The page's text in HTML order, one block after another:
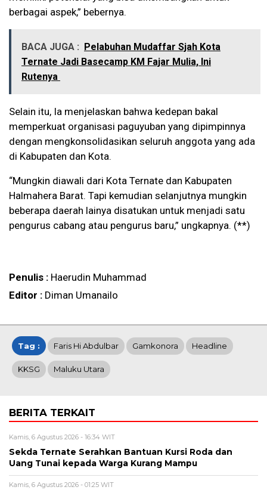
berbagai aspek,” bebernya.
BACA JUGA : Pelabuhan Mudaffar Sjah Kota
Ternate Jadi Basecamp KM Fajar Mulia, Ini
Rutenya
Selain itu, Ia menjelaskan bahwa kedepan bakal
memperkuat organisasi paguyuban yang dipimpinnya
dengan mengkonsolidasikan seluruh anggota yang ada
di Kabupaten dan Kota.
“Mungkin diawali dari Kota Ternate dan Kabupaten
Halmahera Barat. Tapi kemudian selanjutnya mungkin
beberapa daerah lainya disatukan untuk menjadi satu
pengurus cabang atau pengurus baru,” ungkapnya. (**)
Penulis : Haerudin Muhammad
Editor : Diman Umanailo
Tag : Faris Hi Abdulbar Gamkonora Headline
KKSG Maluku Utara
BERITA TERKAIT
Kamis, 6 Agustus 2026 - 16:34 WIT
Sekda Ternate Serahkan Bantuan Kursi Roda dan
Uang Tunai kepada Warga Kurang Mampu
Kamis, 6 Agustus 2026 - 01:25 WIT